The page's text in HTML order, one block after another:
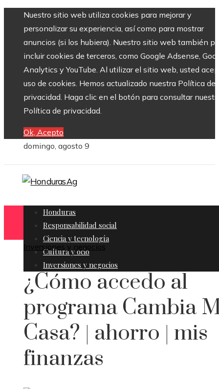
Nuestro sitio web utiliza cookies para mejorar y
personalizar su experiencia, así como para mostrar
anuncios (si los hubiera). Nuestro sitio web también
incluir cookies de terceros, como Google Adsense,
Analytics y YouTube. Al utilizar el sitio web, usted
uso de cookies. Hemos actualizado nuestra Política de
privacidad. Haga clic en el botón para consultar
Política de privacidad.
Ok, Acepto
domingo, agosto 9
Honduras
Responsabilidad social
Ciencia y tecnología
Cultura y ocio
Inversiones y negocios
Inversiones y negocios
¿Cómo accedo al
programa Cambia
Casa? | ahorro | mis
finanzas